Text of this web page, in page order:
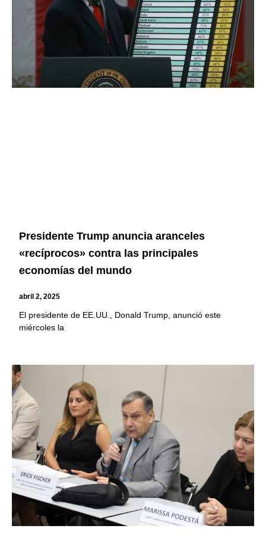
Presidente Trump anuncia aranceles
«recíprocos» contra las principales
economías del mundo
abril 2, 2025
El presidente de EE.UU., Donald Trump, anunció este
miércoles la